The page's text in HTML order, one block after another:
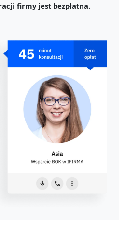
firmy jest bezpłatna.